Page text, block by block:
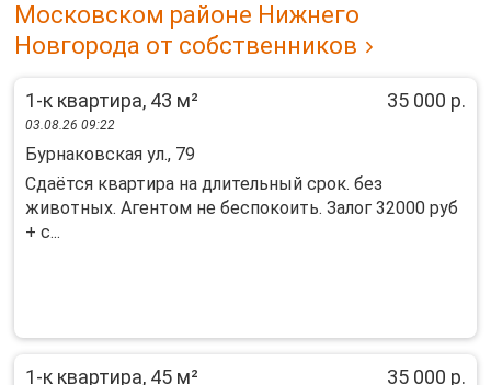
Московском районе Нижнего
Новгорода от собственников
1-к квартира, 43 м² 35 000 р.
03.08.26 09:22
Бурнаковская ул., 79
Сдаётся квартира на длительный срок. без
животных. Агентом не беспокоить. Залог 32000 руб
+ с...
1-к квартира, 45 м² 35 000 р.